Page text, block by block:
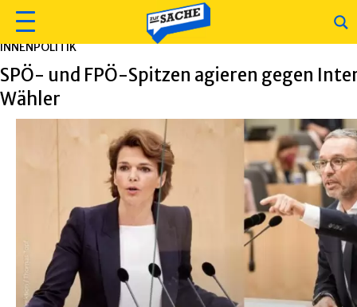
INNENPOLITIK
SPÖ- und FPÖ-Spitzen agieren gegen
Wähler